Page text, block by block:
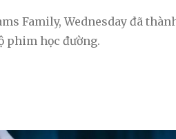
Family, Wednesday đã
phim học đường.